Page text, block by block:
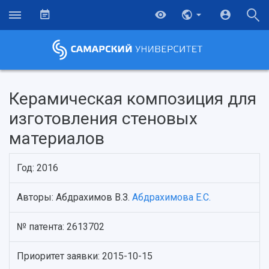
История
Главные новости
Почему я выбираю Самарский университет?
Основные научные направления
Керамическая композиция для
изготовления стеновых
материалов
Год: 2016
Авторы: Абдрахимов В.З. Абдрахимова Е.С.
№ патента: 2613702
Приоритет заявки: 2015-10-15